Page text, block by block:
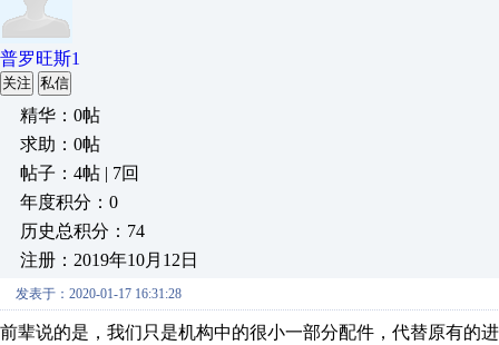
普罗旺斯1
关注 私信
精华：0帖
求助：0帖
帖子：4帖 | 7回
年度积分：0
历史总积分：74
注册：2019年10月12日
发表于：2020-01-17 16:31:28
前辈说的是，我们只是机构中的很小一部分配件，代替原有的